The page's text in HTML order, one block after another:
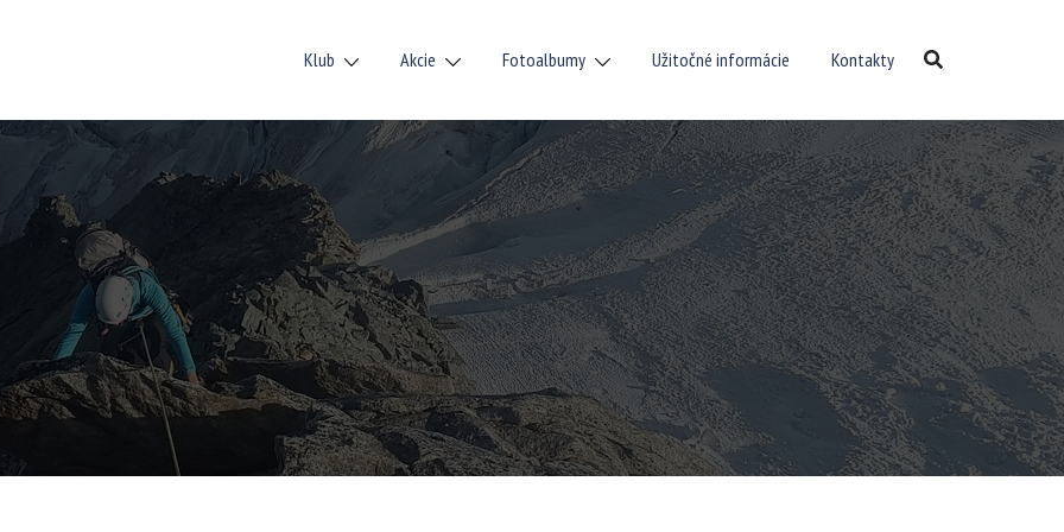
Klub Akcie Fotoalbumy Užitočné informácie Kontakty